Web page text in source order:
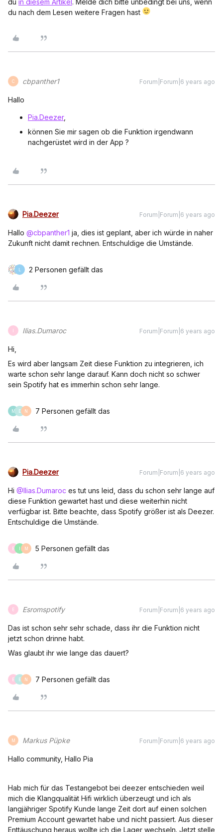
du in diesem Artikel . Melde dich bitte unbedingt bei uns, wenn
du nach dem Lesen weitere Fragen hast
C cbpanther1 Forum|Forum|6 years ago
Hallo
Pia.Deezer,
können Sie mir sagen ob die Funktion irgendwann
nachgerüstet wird in der App ?
Pia.Deezer Forum|Forum|6 years ago
Hallo @cbpanther1 ja, dies ist geplant, aber ich würde in naher
Zukunft nicht damit rechnen. Entschuldige die Umstände.
2 Personen gefällt das
Ilias.Dumaroc Forum|Forum|6 years ago
Hi,
Es wird aber langsam Zeit diese Funktion zu integrieren, ich
warte schon sehr lange darauf. Kann doch nicht so schwer
sein Spotify hat es immerhin schon sehr lange.
M E N 7 Personen gefällt das
Pia.Deezer Forum|Forum|6 years ago
Hi @Ilias.Dumaroc es tut uns leid, dass du schon sehr lange auf
diese Funktion gewartet hast und diese weiterhin nicht
verfügbar ist. Bitte beachte, dass Spotify größer ist als Deezer.
Entschuldige die Umstände.
E M 5 Personen gefällt das
E Esromspotify Forum|Forum|6 years ago
Das ist schon sehr sehr schade, dass ihr die Funktion nicht
jetzt schon drinne habt.
Was glaubt ihr wie lange das dauert?
E E N 7 Personen gefällt das
M Markus Püpke Forum|Forum|6 years ago
Hallo community, Hallo Pia
Hab mich für das Testangebot bei deezer entschieden weil
mich die Klangqualität Hifi wirklich überzeugt und ich als
langjähriger Spotify Kunde lange Zeit dort auf einen solchen
Premium Account gewartet habe und nicht passiert. Aus dieser
Enttäuschung heraus wollte ich die Lager wechseln. Jetzt stelle